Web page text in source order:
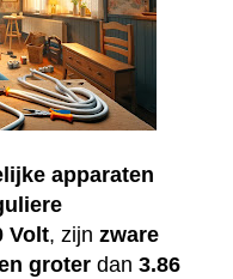
apparaten
Volt, zijn zware
groter dan 3.86